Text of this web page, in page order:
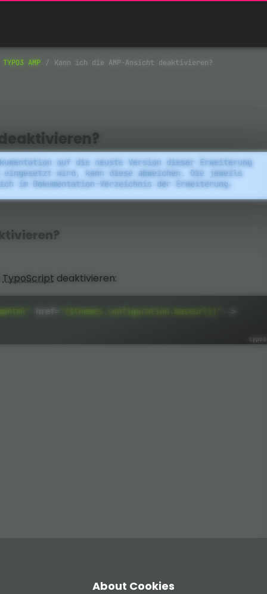
TYPO3 AMP Kann ich die AMP-Ansicht deaktivieren?
auf die neuste Version dieser Erweiterung
wird, kann diese abweichen. Die jeweils
im Dokumentation-Verzeichnis der Erweiterung.
TypoScript deaktivieren:
href "{$themes.configuration.baseurl}|"
About Cookies